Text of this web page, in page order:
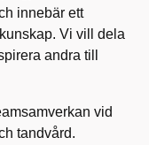
innebär ett
Vi vill dela
andra till
vid
tandvård.